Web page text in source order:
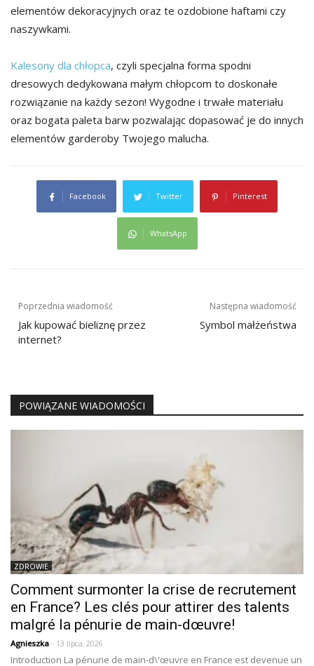
elementów dekoracyjnych oraz te ozdobione haftami czy
naszywkami.
Kalesony dla chłopca, czyli specjalna forma spodni
dresowych dedykowana małym chłopcom to doskonałe
rozwiązanie na każdy sezon! Wygodne i trwałe materiału
oraz bogata paleta barw pozwalając dopasować je do innych
elementów garderoby Twojego malucha.
Facebook Twitter Pinterest
WhatsApp
Nawigacja
wpisu
Poprzednia wiadomość
Jak kupować bieliznę przez
internet?
Następna wiadomość
Symbol małżeństwa
POWIĄZANE WIADOMOŚCI
ZDROWIE
Comment surmonter la crise de recrutement
en France? Les clés pour attirer des talents
malgré la pénurie de main-dœuvre!
Agnieszka - 13 lipca, 2026
Introduction La pénurie de main-d\'œuvre en France est devenue un